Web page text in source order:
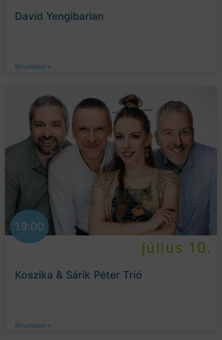
David Yengibarian
Bővebben »
19:00
július 10.
Koszika & Sárik Péter Trió
Bővebben »